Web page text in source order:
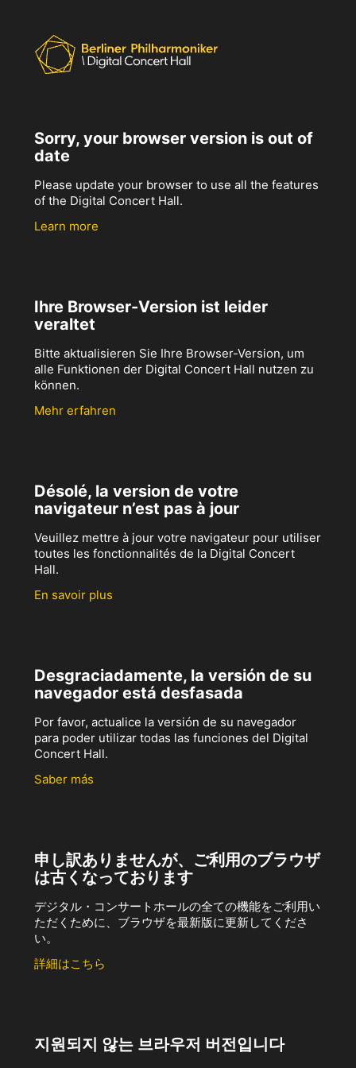
Sorry, your browser version is out of
date
Please update your browser to use all the features
of the Digital Concert Hall.
Learn more
Ihre Browser-Version ist leider
veraltet
Bitte aktualisieren Sie Ihre Browser-Version, um
alle Funktionen der Digital Concert Hall nutzen zu
können.
Mehr erfahren
Désolé, la version de votre
navigateur n’est pas à jour
Veuillez mettre à jour votre navigateur pour utiliser
toutes les fonctionnalités de la Digital Concert
Hall.
En savoir plus
Desgraciadamente, la versión de su
navegador está desfasada
Por favor, actualice la versión de su navegador
para poder utilizar todas las funciones del Digital
Concert Hall.
Saber más
申し訳ありませんが、ご利用のブラウザ
は古くなっております
デジタル・コンサートホールの全ての機能をご利用い
ただくために、ブラウザを最新版に更新してくださ
い。
詳細はこちら
지원되지 않는 브라우저 버전입니다